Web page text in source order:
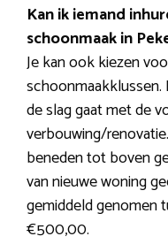
Kan ik iemand
schoonmaak in
Je kan ook kiezen
schoonmaakklussen.
de slag gaat met de
verbouwing/
beneden tot boven
van nieuwe woning
gemiddeld
€500,00.